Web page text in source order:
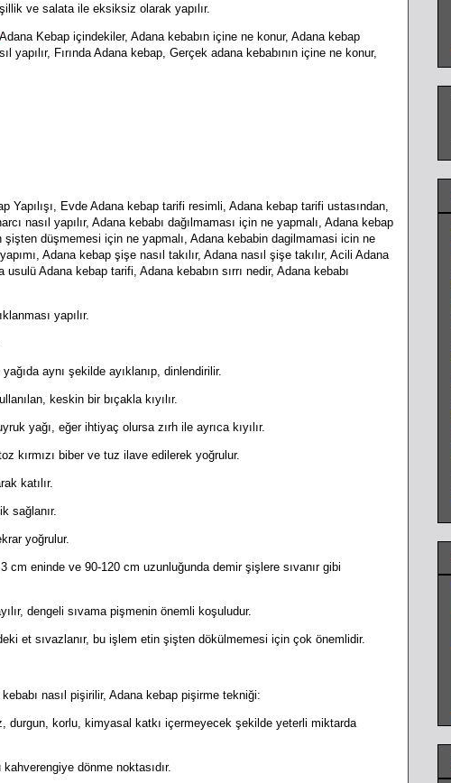
ve salata ile eksiksiz olarak yapılır.
Adana Kebap içindekiler, Adana kebabın içine ne konur, Adana kebap
yapılır, Fırında Adana kebap, Gerçek adana kebabının içine ne konur,
Yapılışı, Evde Adana kebap tarifi resimli, Adana kebap tarifi ustasından,
nasıl yapılır, Adana kebabı dağılmaması için ne yapmalı, Adana kebap
şişten düşmemesi için ne yapmalı, Adana kebabin dagilmamasi icin ne
Adana kebap şişe nasıl takılır, Adana nasıl şişe takılır, Acili Adana
Adana kebap tarifi, Adana kebabın sırrı nedir, Adana kebabı
yapılır.
aynı şekilde ayıklanıp, dinlendirilir.
keskin bir bıçakla kıyılır.
yağı, eğer ihtiyaç olursa zırh ile ayrıca kıyılır.
kırmızı biber ve tuz ilave edilerek yoğrulur.
katılır.
sağlanır.
yoğrulur.
cm eninde ve 90-120 cm uzunluğunda demir şişlere sıvanır gibi
dengeli sıvama pişmenin önemli koşuludur.
et sıvazlanır, bu işlem etin şişten dökülmemesi için çok önemlidir.
nasıl pişirilir, Adana kebap pişirme tekniği:
durgun, korlu, kimyasal katkı içermeyecek şekilde yeterli miktarda
kahverengiye dönme noktasıdır.